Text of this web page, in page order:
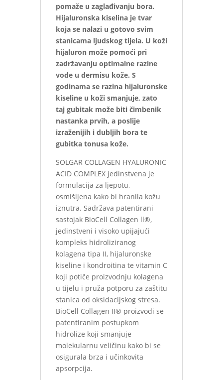
pomaže u zaglađivanju bora.
Hijaluronska kiselina je tvar
koja se nalazi u gotovo svim
stanicama ljudskog tijela. U koži
hijaluron može pomoći pri
zadržavanju optimalne razine
vode u dermisu kože. S
godinama se razina hijaluronske
kiseline u koži smanjuje, zato
taj gubitak može biti čimbenik
nastanka prvih, a poslije
izraženijih i dubljih bora te
gubitka tonusa kože.
SOLGAR COLLAGEN HYALURONIC
ACID COMPLEX jedinstvena je
formulacija za ljepotu,
osmišljena kako bi hranila kožu
iznutra. Sadržava patentirani
sastojak BioCell Collagen ll®,
jedinstveni i visoko upijajući
kompleks hidroliziranog
kolagena tipa II, hijaluronske
kiseline i kondroitina te vitamin C
koji potiče proizvodnju kolagena
u tijelu i pruža potporu za zaštitu
stanica od oksidacijskog stresa.
BioCell Collagen II® proizvodi se
patentiranim postupkom
hidrolize koji smanjuje
molekularnu veličinu kako bi se
osigurala brza i učinkovita
apsorpcija.